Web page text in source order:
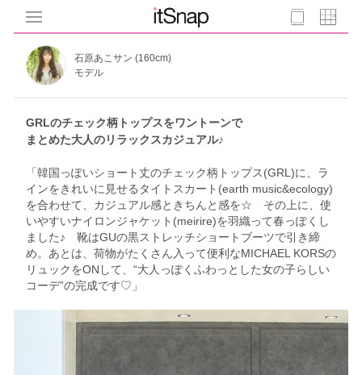
石原あこサン (160cm)
モデル
GRLのチェック柄トップスをワントーンで
まとめた大人のリラックスカジュアル♪
「韓国っぽいショート丈のチェック柄トップス(GRL)に、ラ
インをきれいに見せるタイトスカート(earth music&ecology)
を合わせて、カジュアル感ときちんと感を☆ その上に、使
いやすいナイロンジャケット(meirire)を羽織って春っぽくし
ました♪ 靴はGUの黒ストレッチショートブーツで引き締
め。あとは、荷物がたくさん入って便利なMICHAEL KORSの
リュックをONして、“大人っぽくふわっとした女の子らしい
コーデ”の完成です♡」